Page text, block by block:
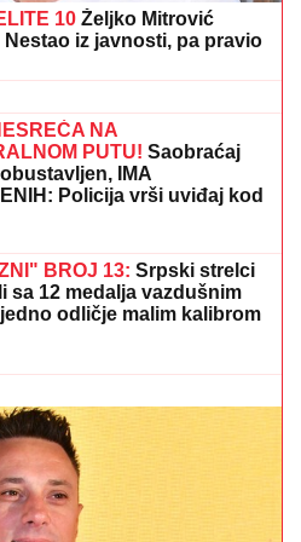
vikendica, čamac
automobila: Evo šta
naš glumac, ćerka
PREVARENA ZA
SAM TUŽAN, POČIVAJ U
umrla nakon borbe sa
imala transplantaciju
pa se stanje pogoršalo:
10 Željko Mitrović
iz javnosti, pa pravio